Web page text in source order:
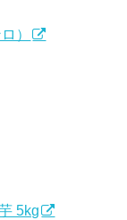
）
5kg